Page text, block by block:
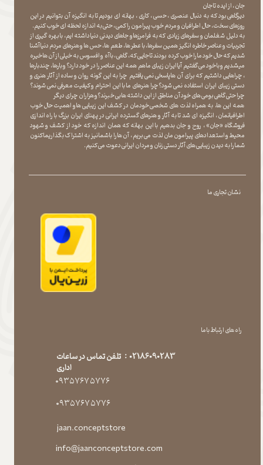
نشان تجاری ما
جان ، از ایده تا جان
دیرگاهی بود که به دنبال عنصری ، حسی ، کاری ، بهانه ای بودیم تا به انگیزه آن بتوانیم در این
روزهای سخت ، حال اطرافیان و مردم خوب پیرامون را کمی ، حتی به اندازه لحظه ای خوب کنیم.
به دلیل شغلمان و سفرهای زیادی که به فرامرزها و جاهای دیدنی دنیا داشته ایم، با بهره گیری از
تجربیات و عناصر خاطره انگیز همین سفرها ، با عطر ها ، طعم ها ، حس ها و هنرهای مردم دنیا آشنا
شدیم که حال خود ما را خوب کرده بودند تا جایی که، گاهی ، با آه و افسوس به خیلی از آن ها خیره
میشدیم و با خود می گفتیم آیا ایران زیبای ما هم همه این عناصر را در خود دارد؟ و بارها ، چندبارها
، چراهایی داشتیم که برای آن ها پاسخی نمی یافتیم چرا به این گونه روان و ساده از آثار هنری و
دستی زیبای ایران استفاده نمی شود؟چرا هنرهای ما با این احترام و کیفیت معرفی نمی شوند؟
چرا حتی گاهی بومی های خود آن مناطق از این داشته ها بی خبرند؟و هزاران چرای دیگر
​​​​​​​ همه این ها، به همراه لذت های شخصی خودمان در کشف این زیبایی ها و اهمیت حال خوب
اطرافیانمان ، انگیزه ای شد تا به آثار و هنرهای گسترده ایرانی در پهنای ایران بزرگ با راه اندازی
فروشگاه «جان» ، روح و جان بدهیم با این بهانه که همان اندازه که خود از کشف و شهود
محیط و استعدادهای پیرامون مان لذت می بریم ، آن ها را با شما نیز به اشتراک بگذاریماکنون
شما را به دیدن زیبایی های آثار دستی زنان و مردان ایرانی دعوت می کنیم.
راه های ارتباط با ما
02186090283 : تلفن تماس در ساعات
اداری
۰۹۳۵۷۶۷۵۷۷۶
۰۹۳۵۷۶۷۵۷۷۶
jaan.conceptstore
info@jaanconceptstore.com